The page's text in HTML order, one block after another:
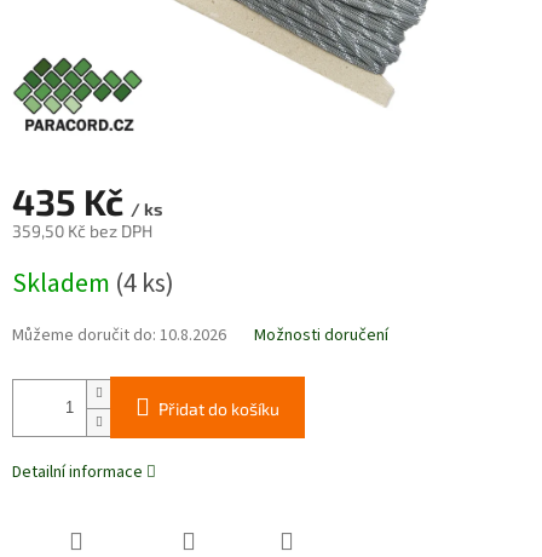
435 Kč / ks
359,50 Kč bez DPH
cena:
Skladem (4 ks)
Můžeme doručit do: 10.8.2026 Možnosti doručení
Přidat do košíku
Detailní informace